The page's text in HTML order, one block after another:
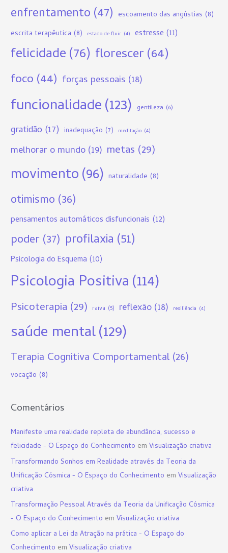
enfrentamento (47) escoamento das angústias (8)
escrita terapêutica (8) estado de fluir (4) estresse (11)
felicidade(76) florescer(64)
foco (44) forças pessoais (18)
funcionalidade(123) gentileza (6)
gratidão (17) inadequação (7) meditação (4)
melhorar o mundo(19) metas (29)
movimento(96) naturalidade (8)
otimismo (36)
pensamentos automáticos disfuncionais (12)
poder(37) profilaxia (51)
Psicologia do Esquema (10)
Psicologia Positiva(114)
Psicoterapia (29) raiva (5) reflexão (18) resiliência (4)
saúde mental(129)
Terapia Cognitiva Comportamental (26)
vocação (8)
Comentários
Manifeste uma realidade repleta de abundância, sucesso e
felicidade - O Espaço do Conhecimento emVisualização criativa
Transformando Sonhos em Realidade através da Teoria da
Unificação Cósmica - O Espaço do Conhecimento emVisualização
criativa
Transformação Pessoal Através da Teoria da Unificação Cósmica
- O Espaço do Conhecimento emVisualização criativa
Como aplicar a Lei da Atração na prática - O Espaço do
Conhecimento emVisualização criativa